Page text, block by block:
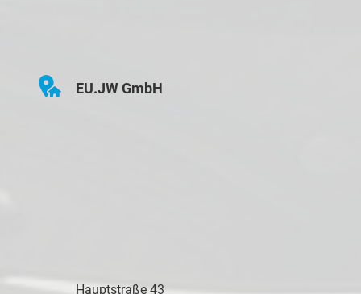
EU.JW GmbH
Hauptstraße 43